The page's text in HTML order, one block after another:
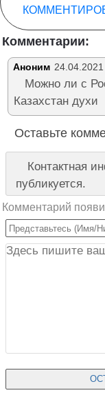
Комментарии:
Аноним
Можно ли с
Казахстан духи
Оставьте
Контактная
публикуется.
Комментарий